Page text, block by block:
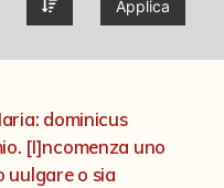
Applica
dominicus
[I]ncomenza uno
uulgare o sia